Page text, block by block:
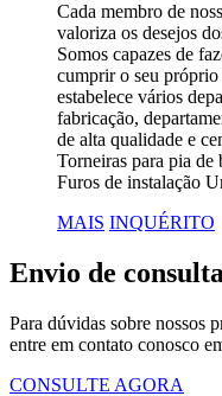
Cada membro de
valoriza os desejos
Somos capazes de
cumprir o seu
estabelece vários
fabricação,
de alta qualidade e
Torneiras para pia de
Furos de instalação
MAIS INQUÉRITO
Envio de
Para dúvidas sobre nossos
entre em contato conosco
CONSULTE AGORA